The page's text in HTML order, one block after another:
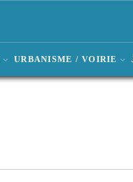
URBANISME / VOIRIE